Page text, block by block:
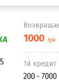
1й кредит
200 - 7000